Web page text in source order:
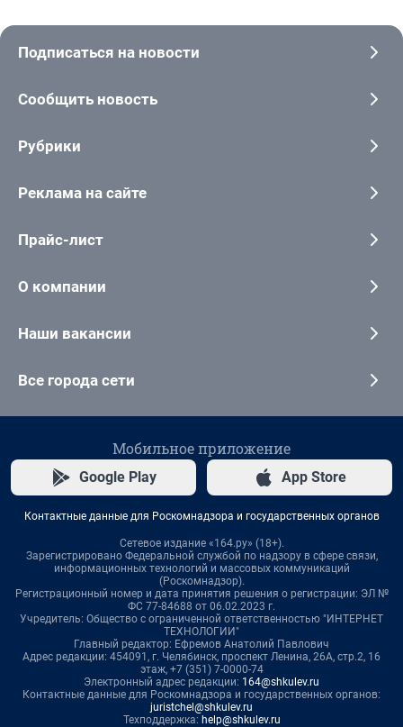
Подписаться на новости
Сообщить новость
Рубрики
Реклама на сайте
Прайс-лист
О компании
Наши вакансии
Все города сети
Мобильное приложение
Google Play App Store
Контактные данные для Роскомнадзора и государственных органов
Сетевое издание «164.ру» (18+).
Зарегистрировано Федеральной службой по надзору в сфере связи,
информационных технологий и массовых коммуникаций
(Роскомнадзор).
Регистрационный номер и дата принятия решения о регистрации: ЭЛ №
ФС 77-84688 от 06.02.2023 г.
Учредитель: Общество с ограниченной ответственностью "ИНТЕРНЕТ
ТЕХНОЛОГИИ"
Главный редактор: Ефремов Анатолий Павлович
Адрес редакции: 454091, г. Челябинск, проспект Ленина, 26А, стр.2, 16
этаж, +7 (351) 7-0000-74
Электронный адрес редакции: 164@shkulev.ru
Контактные данные для Роскомнадзора и государственных органов:
juristchel@shkulev.ru
Техподдержка: help@shkulev.ru